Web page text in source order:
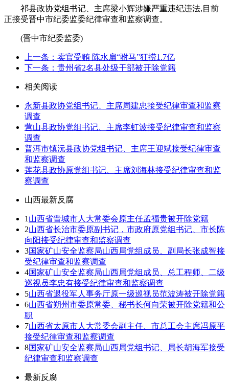
祁县政协党组书记、主席梁小辉涉嫌严重违纪违法,目前
正接受晋中市纪委监委纪律审查和监察调查。
(晋中市纪委监委)
上一条：卖官受贿 陈水扁“驸马”狂捞1.7亿
下一条：贵州省2名县处级干部被开除党籍
相关阅读
永新县政协党组书记、主席周建忠接受纪律审查和监察
调查
营山县政协党组书记、主席李虹波接受纪律审查和监察
调查
普洱市镇沅县政协党组书记、主席王迎斌接受纪律审查
和监察调查
莲花县政协原党组书记、主席刘海林接受纪律审查和监
察调查
山西最新反腐
1 山西省晋城市人大常委会原主任孟福贵被开除党籍
2山西省长治市委原副书记，市政府原党组书记、市长陈
向阳接受纪律审查和监察调查
3国家矿山安全监察局山西局党组成员、副局长张成智接
受纪律审查和监察调查
4国家矿山安全监察局山西局党组成员、总工程师、二级
巡视员李忠有接受纪律审查和监察调查
5山西省退役军人事务厅原一级巡视员范波涛被开除党籍
6山西省朔州市委原常委、秘书长何向荣被开除党籍和公
职
7山西省太原市人大常委会副主任、市总工会主席冯原平
接受纪律审查和监察调查
8国家矿山安全监察局山西局党组书记、局长胡海军接受
纪律审查和监察调查
最新反腐